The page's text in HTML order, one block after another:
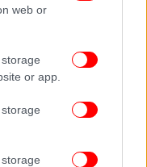
web or
or app.
υποψήφιες Σταρ